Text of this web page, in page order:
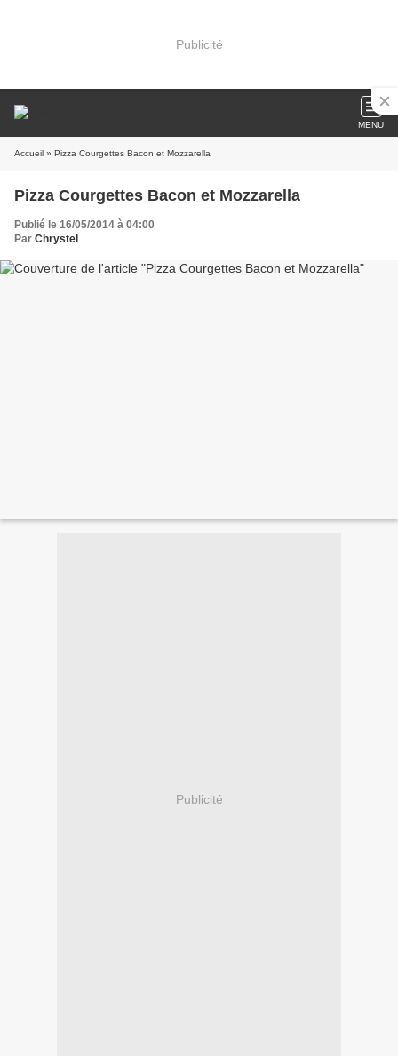
Publicité
MENU
Accueil » Pizza Courgettes Bacon et Mozzarella
Pizza Courgettes Bacon et Mozzarella
Publié le 16/05/2014 à 04:00
Par Chrystel
Publicité